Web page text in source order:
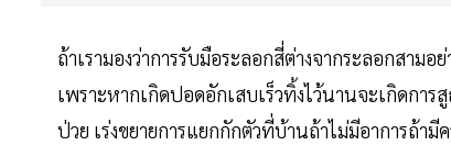
ถ้าเรามองว่าการรับมือระลอกสี่ต่างจากระลอกสาม
เพราะหากเกิดปอดอักเสบเร็วทิ้งไว้นานจะเกิดกา
ป่วย เร่งขยายการแยกกักตัวที่บ้านถ้าไม่มีอาการถ้า